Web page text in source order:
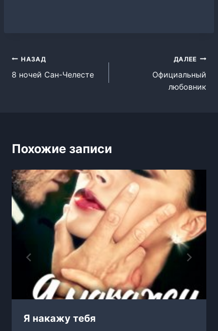
Навигация
по
НАЗАД
8 ночей Сан-Челесте
ДАЛЕЕ
Официальный
любовник
Похожие записи
Я накажу тебя